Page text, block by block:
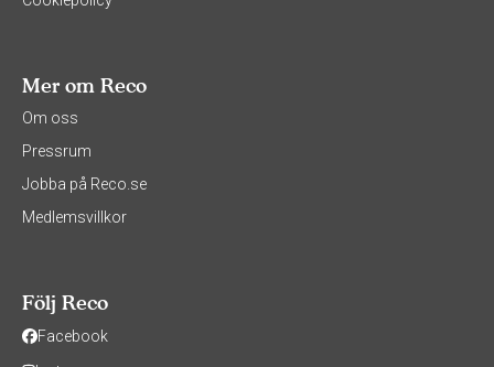
Mer om Reco
Om oss
Pressrum
Jobba på Reco.se
Medlemsvillkor
Följ Reco
Facebook